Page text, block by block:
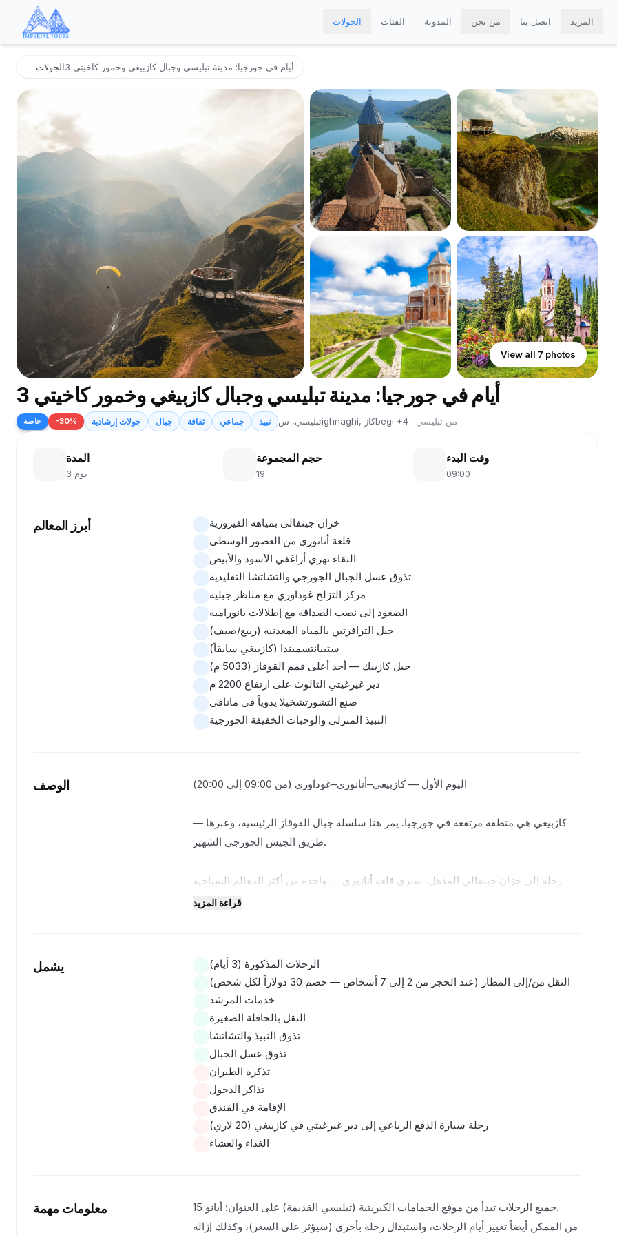
الجولات الفئات المدونة من نحن اتصل بنا المزيد
الجولات 3 أيام في جورجيا: مدينة تبليسي وجبال كازبيغي وخمور كاخيتي
View all 7 photos
3 أيام في جورجيا: مدينة تبليسي وجبال كازبيغي وخمور كاخيتي
خاصة -30% جولات إرشادية جبال ثقافة جماعي نبيذ تبليسي, سighnaghi, كازbegi +4 · من تبليسي
المدة
3 يوم
حجم المجموعة
19
وقت البدء
09:00
أبرز المعالم
خزان جينفالي بمياهه الفيروزية
قلعة أنانوري من العصور الوسطى
التقاء نهري أراغفي الأسود والأبيض
تذوق عسل الجبال الجورجي والتشاتشا التقليدية
مركز التزلج غوداوري مع مناظر جبلية
الصعود إلى نصب الصداقة مع إطلالات بانورامية
جبل الترافرتين بالمياه المعدنية (ربيع/صيف)
ستيبانتسميندا (كازبيغي سابقاً)
جبل كازبيك — أحد أعلى قمم القوقاز (5033 م)
دير غيرغيتي الثالوث على ارتفاع 2200 م
صنع التشورتشخيلا يدوياً في مانافي
النبيذ المنزلي والوجبات الخفيفة الجورجية
الوصف اليوم الأول — كازبيغي–أنانوري–غوداوري (من 09:00 إلى 20:00)
كازبيغي هي منطقة مرتفعة في جورجيا. يمر هنا سلسلة جبال القوقاز الرئيسية، وعبرها —
طريق الجيش الجورجي الشهير.
رحلة إلى خزان جينفالي المذهل. سنرى قلعة أنانوري — واحدة من أكثر المعالم السياحية
زيارة.
وسنتذوق عسل الجبال الجورجي والمشروب التقليدي "تشاتشا".
سنمر بمركز التزلج غوداوري ونستمتع بإطلالات مذهلة على الجبال.
سنصعد إلى الجبل حيث بني نصب الصداقة، ومن هناك سنرى بحيرة فيروزية.
في الطريق سنتوقف عند جبل الترافرتين الذي تتدفق منه المياه المعدنية ونتذوقها (فقط في
الربيع والصيف).
الوصول إلى ستيبانتسميندا. لمدة 100 عام تقريباً، حتى عام 2007، كانت تعرف باسم
كازبيغي، ولكن مؤخراً أعيد إليها اسمها التاريخي.
"غيرغيتي" (دير على كازبيك)، الذي يقع على ارتفاع 2200 م فوق سطح البحر!
قراءة المزيد
يشمل
الرحلات المذكورة (3 أيام)
النقل من/إلى المطار (عند الحجز من 2 إلى 7 أشخاص — خصم 30 دولاراً لكل شخص)
خدمات المرشد
النقل بالحافلة الصغيرة
تذوق النبيذ والتشاتشا
تذوق عسل الجبال
تذكرة الطيران
تذاكر الدخول
الإقامة في الفندق
رحلة سيارة الدفع الرباعي إلى دير غيرغيتي في كازبيغي (20 لاري)
الغداء والعشاء
معلومات مهمة
جميع الرحلات تبدأ من موقع الحمامات الكبريتية (تبليسي القديمة) على العنوان: أبانو 15.
من الممكن أيضاً تغيير أيام الرحلات، واستبدال رحلة بأخرى (سيؤثر على السعر)، وكذلك إزالة